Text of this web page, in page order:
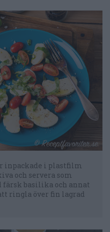
inpackade i plastfilm
och servera som
basilika och annat
ringla över fin lagrad